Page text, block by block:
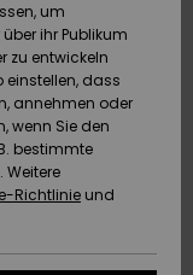
um
ihr Publikum
zu entwickeln
einstellen, dass
annehmen oder
wenn Sie den
bestimmte
Weitere
Richtlinie und